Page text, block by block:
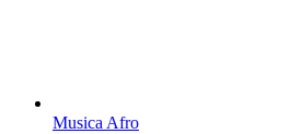
Musica Afro